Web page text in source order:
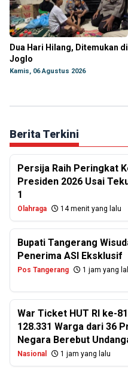
Dua Hari Hilang, Ditemukan di
Joglo
Kamis, 06 Agustus 2026
Berita Terkini
Persija Raih Peringkat
Presiden 2026 Usai
1
Olahraga 14 menit yang lalu
Bupati Tangerang
Penerima ASI Eksklusif
Pos Tangerang 1 jam yang
War Ticket HUT RI ke-
128.331 Warga dari 36
Negara Berebut
Nasional 1 jam yang lalu